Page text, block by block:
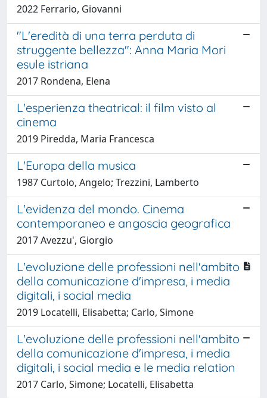
2022 Ferrario, Giovanni
"L'eredità di una terra perduta di
struggente bellezza": Anna Maria Mori
esule istriana
2017 Rondena, Elena
L'esperienza theatrical: il film visto al
cinema
2019 Piredda, Maria Francesca
L'Europa della musica
1987 Curtolo, Angelo; Trezzini, Lamberto
L'evidenza del mondo. Cinema
contemporaneo e angoscia geografica
2017 Avezzu', Giorgio
L'evoluzione delle professioni nell'ambito
della comunicazione d'impresa, i media
digitali, i social media
2019 Locatelli, Elisabetta; Carlo, Simone
L'evoluzione delle professioni nell'ambito
della comunicazione d'impresa, i media
digitali, i social media e le media relation
2017 Carlo, Simone; Locatelli, Elisabetta